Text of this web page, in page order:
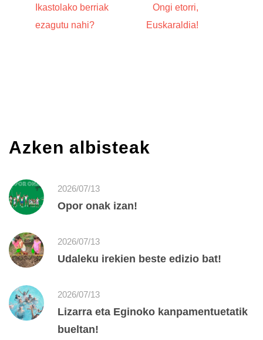
Ikastolako berriak
ezagutu nahi?
Ongi etorri,
Euskaraldia!
Azken albisteak
2026/07/13
Opor onak izan!
2026/07/13
Udaleku irekien beste edizio bat!
2026/07/13
Lizarra eta Eginoko kanpamentuetatik
bueltan!